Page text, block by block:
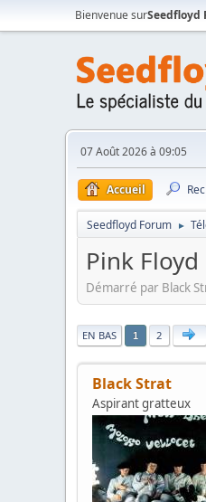
Bienvenue surSeedfloyd
07 Août 2026 à 09:05
Accueil
Seedfloyd Forum ►
Pink
Démarré par Black
EN BAS 1 2
Black Strat
Aspirant gratteux